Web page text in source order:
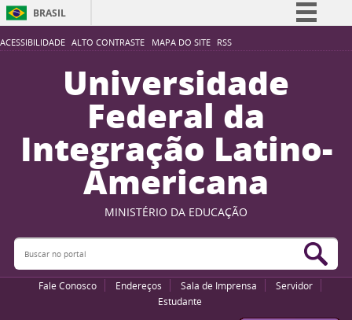
ACESSIBILIDADE ALTO CONTRASTE MAPA DO SITE RSS
BRASIL
Simplifique!
Participe
Acesso à informação
Legislação
Canais
Universidade
Federal da
Integração Latino-
Americana
MINISTÉRIO DA EDUCAÇÃO
Buscar no portal
Fale Conosco Endereços Sala de Imprensa
Servidor
Estudante